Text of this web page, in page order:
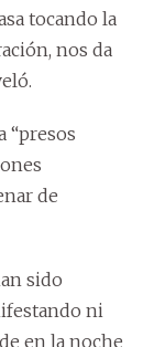
tocando la
nos da
“presos
de
sido
ni
en la noche